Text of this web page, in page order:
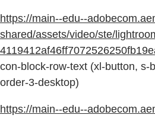
https://main--edu--
shared/assets/video/ste/
con-block-row-text (xl-button, s-
order-3-desktop)
https://main--edu--